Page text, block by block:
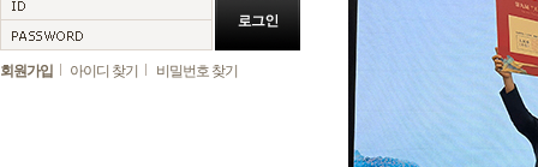
회원가입 아이디 찾기 비밀번호 찾기